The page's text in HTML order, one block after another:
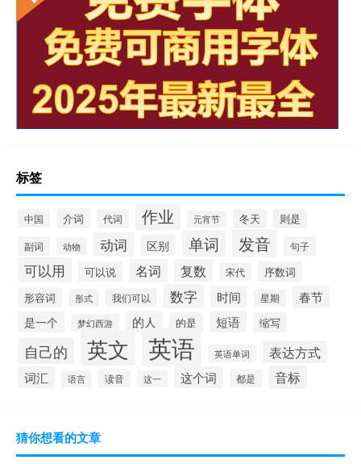
标签
中国 介词 代词 作业 元宵节 冬天
则是
副词
动物 动词 区别 单词 发音 句子
可以用 可以说 名词 复数 宋代
序数词
形容词
形式 我们可以 数字 时间 星期 春节
是一个 梦幻西游 的人 的是 短语 缩写
自己的 英文 英语 英语单词 表达方式
词汇 语言 读音 这一 这个词 都是 音标
猜你想看的文章